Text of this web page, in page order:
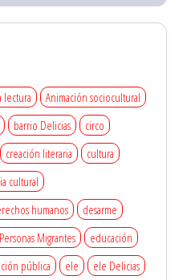
lectura
Animación sociocultural
barrio Delicias
circo
creación literaria
cultura
cultural
humanos
desarme
Migrantes
educación
pública ele
ele Delicias